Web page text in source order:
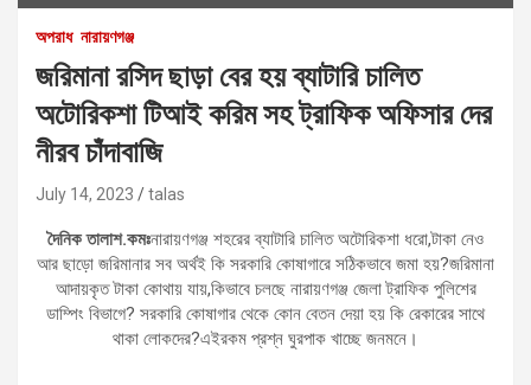
অপরাধ নারায়ণগঞ্জ
জরিমানা রসিদ ছাড়া বের হয় ব্যাটারি চালিত
অটোরিকশা টিআই করিম সহ ট্রাফিক অফিসার দের
নীরব চাঁদাবাজি
July 14, 2023 talas
দৈনিক তালাশ.কমঃনারায়ণগঞ্জ শহরের ব্যাটারি চালিত অটোরিকশা ধরো,টাকা নেও
আর ছাড়ো জরিমানার সব অর্থই কি সরকারি কোষাগারে সঠিকভাবে জমা হয়?জরিমানা
আদায়কৃত টাকা কোথায় যায়,কিভাবে চলছে নারায়ণগঞ্জ জেলা ট্রাফিক পুলিশের
ডাম্পিং বিভাগে? সরকারি কোষাগার থেকে কোন বেতন দেয়া হয় কি রেকারের সাথে
থাকা লোকদের?এইরকম প্রশ্ন ঘুরপাক খাচ্ছে জনমনে।